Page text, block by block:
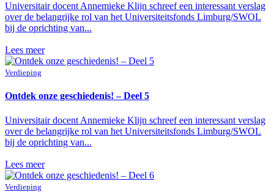
Universitair docent Annemieke Klijn schreef een interessant verslag
over de belangrijke rol van het Universiteitsfonds Limburg/SWOL
bij de oprichting van...
Lees meer
Verdieping
Ontdek onze geschiedenis! – Deel 5
Universitair docent Annemieke Klijn schreef een interessant verslag
over de belangrijke rol van het Universiteitsfonds Limburg/SWOL
bij de oprichting van...
Lees meer
Verdieping